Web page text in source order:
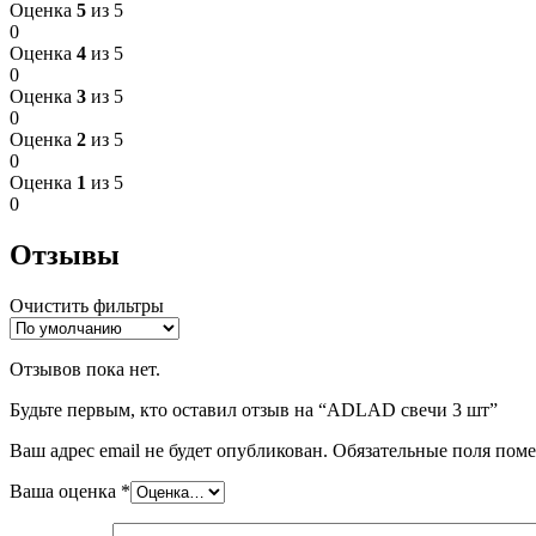
Оценка 5 из 5
0
Оценка 4 из 5
0
Оценка 3 из 5
0
Оценка 2 из 5
0
Оценка 1 из 5
0
Отзывы
Очистить фильтры
Отзывов пока нет.
Будьте первым, кто оставил отзыв на “ADLAD свечи 3 шт”
Ваш адрес email не будет опубликован. Обязательные поля
Ваша оценка *